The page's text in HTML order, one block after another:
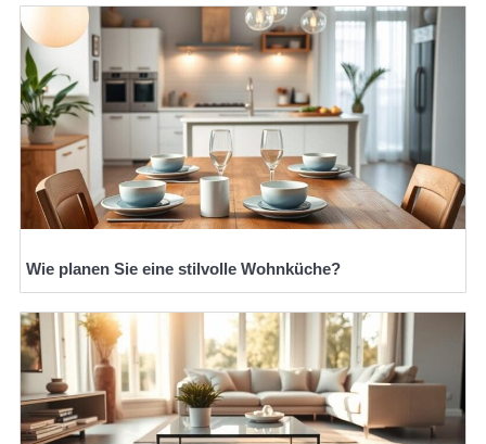
Wie planen Sie eine stilvolle Wohnküche?